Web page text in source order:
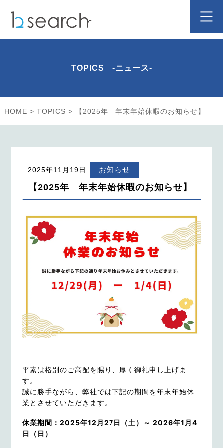
TOPICS -ニュース-
HOME > TOPICS > 【2025年 年末年始休暇のお知らせ】
2025年11月19日 お知らせ
【2025年 年末年始休暇のお知らせ】
平素は格別のご高配を賜り、厚く御礼申し上げま
す。
誠に勝手ながら、弊社では下記の期間を年末年始休
業とさせていただきます。
休業期間：2025年12月27日（土）～ 2026年1月4
日（日）